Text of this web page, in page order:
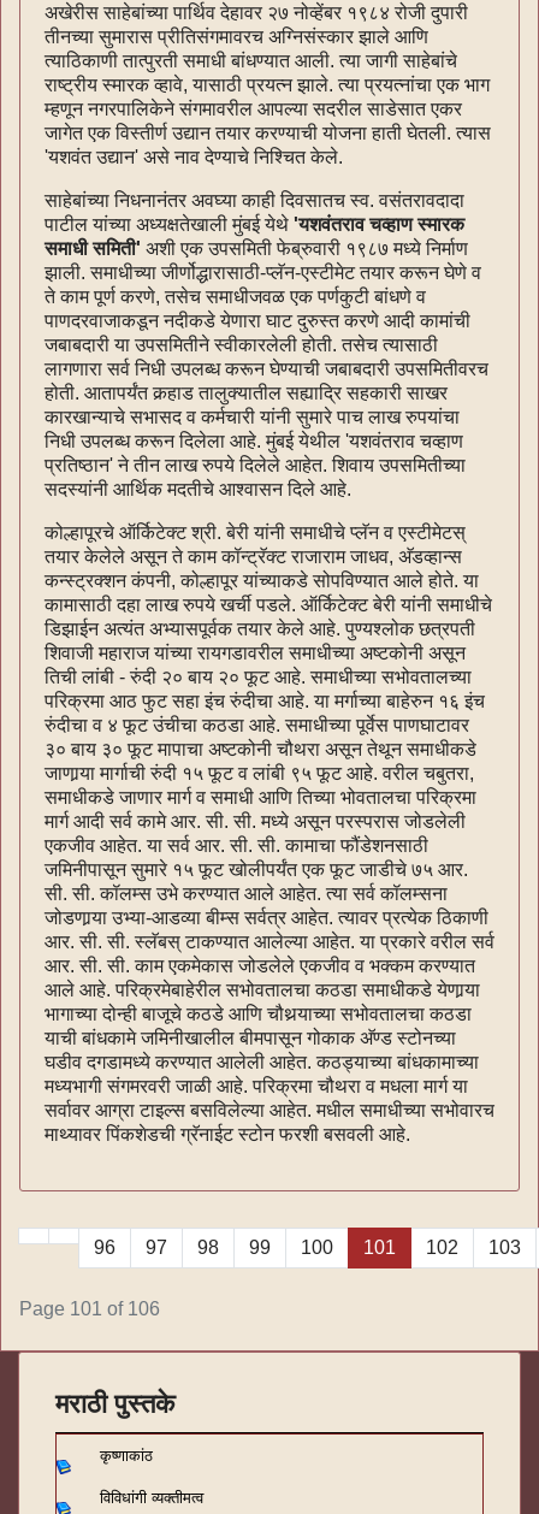
अखेरीस साहेबांच्या पार्थिव देहावर २७ नोव्हेंबर १९८४ रोजी दुपारी
तीनच्या सुमारास प्रीतिसंगमावरच अग्निसंस्कार झाले आणि
त्याठिकाणी तात्पुरती समाधी बांधण्यात आली. त्या जागी साहेबांचे
राष्ट्रीय स्मारक व्हावे, यासाठी प्रयत्‍न झाले. त्या प्रयत्‍नांचा एक भाग
म्हणून नगरपालिकेने संगमावरील आपल्या सदरील साडेसात एकर
जागेत एक विस्तीर्ण उद्यान तयार करण्याची योजना हाती घेतली. त्यास
'यशवंत उद्यान' असे नाव देण्याचे निश्चित केले.
साहेबांच्या निधनानंतर अवघ्या काही दिवसातच स्व. वसंतरावदादा
पाटील यांच्या अध्यक्षतेखाली मुंबई येथे 'यशवंतराव चव्हाण स्मारक
समाधी समिती' अशी एक उपसमिती फेब्रुवारी १९८७ मध्ये निर्माण
झाली. समाधीच्या जीर्णोद्धारासाठी-प्लॅन-एस्टीमेट तयार करून घेणे व
ते काम पूर्ण करणे, तसेच समाधीजवळ एक पर्णकुटी बांधणे व
पाणदरवाजाकडून नदीकडे येणारा घाट दुरुस्त करणे आदी कामांची
जबाबदारी या उपसमितीने स्वीकारलेली होती. तसेच त्यासाठी
लागणारा सर्व निधी उपलब्ध करून घेण्याची जबाबदारी उपसमितीवरच
होती. आतापर्यंत कर्‍हाड तालुक्यातील सह्याद्रि सहकारी साखर
कारखान्याचे सभासद व कर्मचारी यांनी सुमारे पाच लाख रुपयांचा
निधी उपलब्ध करून दिलेला आहे. मुंबई येथील 'यशवंतराव चव्हाण
प्रतिष्ठान' ने तीन लाख रुपये दिलेले आहेत. शिवाय उपसमितीच्या
सदस्यांनी आर्थिक मदतीचे आश्वासन दिले आहे.
कोल्हापूरचे ऑर्किटेक्ट श्री. बेरी यांनी समाधीचे प्लॅन व एस्टीमेटस्
तयार केलेले असून ते काम कॉन्ट्रॅक्ट राजाराम जाधव, अ‍ॅडव्हान्स
कन्स्ट्रक्शन कंपनी, कोल्हापूर यांच्याकडे सोपविण्यात आले होते. या
कामासाठी दहा लाख रुपये खर्ची पडले. ऑर्किटेक्ट बेरी यांनी समाधीचे
डिझाईन अत्यंत अभ्यासपूर्वक तयार केले आहे. पुण्यश्लोक छत्रपती
शिवाजी महाराज यांच्या रायगडावरील समाधीच्या अष्टकोनी असून
तिची लांबी - रुंदी २० बाय २० फूट आहे. समाधीच्या सभोवतालच्या
परिक्रमा आठ फुट सहा इंच रुंदीचा आहे. या मर्गाच्या बाहेरुन १६ इंच
रुंदीचा व ४ फूट उंचीचा कठडा आहे. समाधीच्या पूर्वेस पाणघाटावर
३० बाय ३० फूट मापाचा अष्टकोनी चौथरा असून तेथून समाधीकडे
जाणार्‍या मार्गाची रुंदी १५ फूट व लांबी ९५ फूट आहे. वरील चबुतरा,
समाधीकडे जाणार मार्ग व समाधी आणि तिच्या भोवतालचा परिक्रमा
मार्ग आदी सर्व कामे आर. सी. सी. मध्ये असून परस्परास जोडलेली
एकजीव आहेत. या सर्व आर. सी. सी. कामाचा फौंडेशनसाठी
जमिनीपासून सुमारे १५ फूट खोलीपर्यंत एक फूट जाडीचे ७५ आर.
सी. सी. कॉलम्स उभे करण्यात आले आहेत. त्या सर्व कॉलम्सना
जोडणार्‍या उभ्या-आडव्या बीम्स सर्वत्र आहेत. त्यावर प्रत्येक ठिकाणी
आर. सी. सी. स्लॅबस् टाकण्यात आलेल्या आहेत. या प्रकारे वरील सर्व
आर. सी. सी. काम एकमेकास जोडलेले एकजीव व भक्कम करण्यात
आले आहे. परिक्रमेबाहेरील सभोवतालचा कठडा समाधीकडे येणार्‍या
भागाच्या दोन्ही बाजूचे कठडे आणि चौथर्‍याच्या सभोवतालचा कठडा
याची बांधकामे जमिनीखालील बीमपासून गोकाक अ‍ॅण्ड स्टोनच्या
घडीव दगडामध्ये करण्यात आलेली आहेत. कठड्याच्या बांधकामाच्या
मध्यभागी संगमरवरी जाळी आहे. परिक्रमा चौथरा व मधला मार्ग या
सर्वावर आग्रा टाइल्स बसविलेल्या आहेत. मधील समाधीच्या सभोवारच
माथ्यावर पिंकशेडची ग्रॅनाईट स्टोन फरशी बसवली आहे.
96 97 98 99 100 101 102 103
Page 101 of 106
मराठी पुस्तके
कृष्णाकांठ
विविधांगी व्यक्तीमत्व